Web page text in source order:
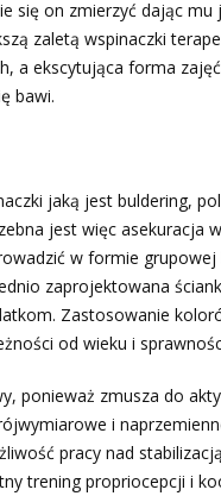
się on zmierzyć dając mu
zaletą wspinaczki
a ekscytująca forma
bawi.
jaką jest buldering,
jest więc asekuracja
w formie
zaprojektowana
Zastosowanie
od wieku i
zmusza do
i
pracy nad
trening propriocepcji i